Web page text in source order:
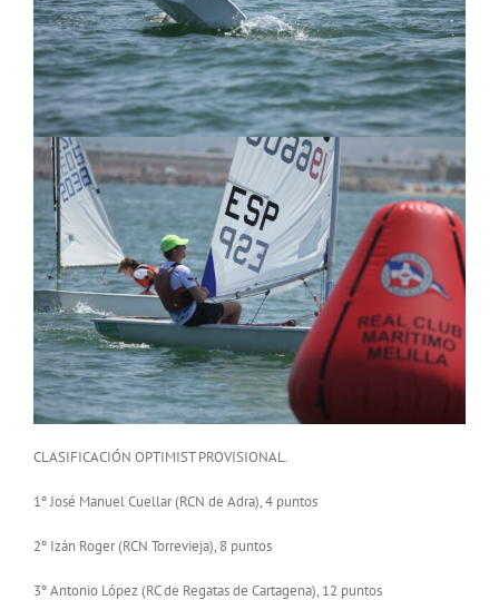
CLASIFICACIÓN OPTIMIST PROVISIONAL.
1º José Manuel Cuellar (RCN de Adra), 4 puntos
2º Izán Roger (RCN Torrevieja), 8 puntos
3º Antonio López (RC de Regatas de Cartagena), 12 puntos